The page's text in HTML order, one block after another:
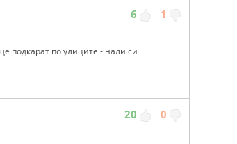
6 1
подкарат по улиците - нали си
20 0